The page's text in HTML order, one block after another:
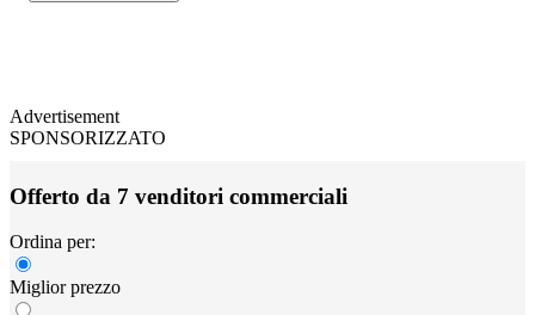
Advertisement
SPONSORIZZATO
Offerto da 7 venditori commerciali
Ordina per:
Miglior prezzo